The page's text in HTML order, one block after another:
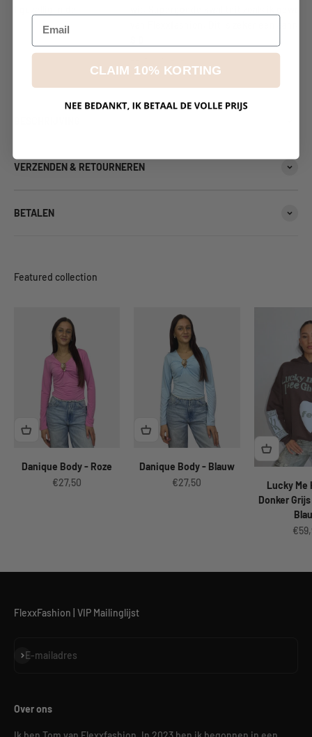
VERZENDEN & RETOURNEREN
BETALEN
Danique Body - Roze
Aanbiedingsprijs
€27,50
Danique Body - Blauw
Aanbiedingsprijs
€27,50
Lucky Me
Donker
FlexxFashion | VIP Mailinglijst
E-mailadres
Abonneren
Over ons
Email
CLAIM 10% KORTING